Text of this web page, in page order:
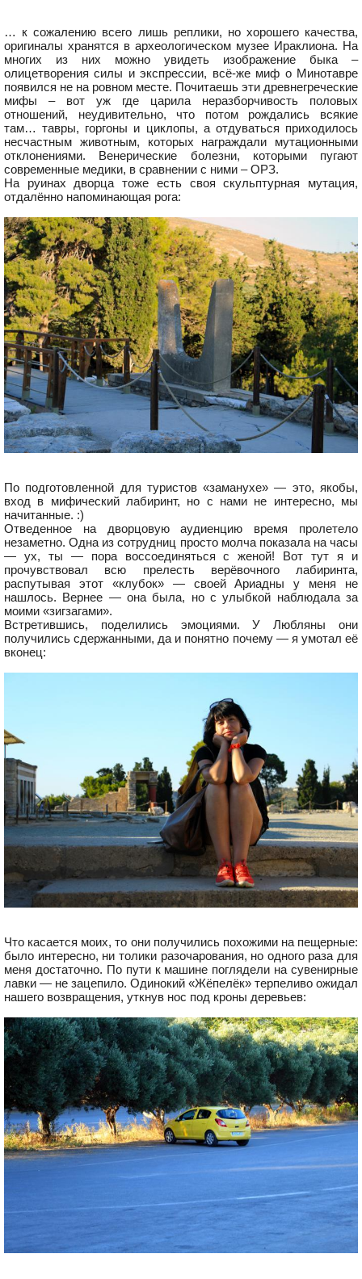
… к сожалению всего лишь реплики, но хорошего качества,
оригиналы хранятся в археологическом музее Ираклиона. На
многих из них можно увидеть изображение быка –
олицетворения силы и экспрессии, всё-же миф о Минотавре
появился не на ровном месте. Почитаешь эти древнегреческие
мифы – вот уж где царила неразборчивость половых
отношений, неудивительно, что потом рождались всякие
там… тавры, горгоны и циклопы, а отдуваться приходилось
несчастным животным, которых награждали мутационными
отклонениями. Венерические болезни, которыми пугают
современные медики, в сравнении с ними – ОРЗ.
На руинах дворца тоже есть своя скульптурная мутация,
отдалённо напоминающая рога:
По подготовленной для туристов «заманухе» — это, якобы,
вход в мифический лабиринт, но с нами не интересно, мы
начитанные. :)
Отведенное на дворцовую аудиенцию время пролетело
незаметно. Одна из сотрудниц просто молча показала на часы
— ух, ты — пора воссоединяться с женой! Вот тут я и
прочувствовал всю прелесть верёвочного лабиринта,
распутывая этот «клубок» — своей Ариадны у меня не
нашлось. Вернее — она была, но с улыбкой наблюдала за
моими «зигзагами».
Встретившись, поделились эмоциями. У Любляны они
получились сдержанными, да и понятно почему — я умотал её
вконец:
Что касается моих, то они получились похожими на пещерные:
было интересно, ни толики разочарования, но одного раза для
меня достаточно. По пути к машине поглядели на сувенирные
лавки — не зацепило. Одинокий «Жёпелёк» терпеливо ожидал
нашего возвращения, уткнув нос под кроны деревьев: